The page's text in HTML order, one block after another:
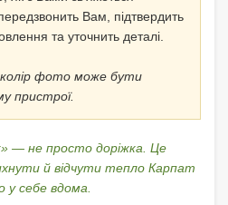
Вам, підтвердить
та уточнить деталі.
колір фото може бути
пристрої.
— не просто доріжка. Це
й відчути тепло Карпат
у себе вдома.